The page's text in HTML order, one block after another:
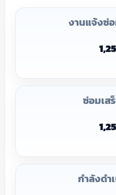
งานแจ้งซ่
ซ่อมเส
กำลังดำ